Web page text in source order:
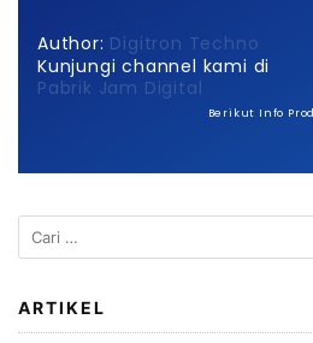
Author: Digitron Techno
Kunjungi channel kami di
Pabrik Jam Digital
Berikut Info
ARTIKEL